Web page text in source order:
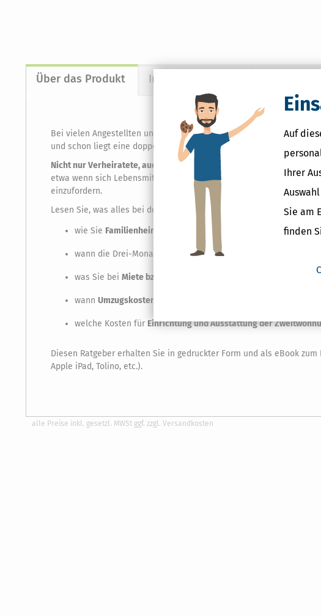
Auf
Ihrer
Sie am
finden
Über das Produkt Inhaltsverzeichnis
Bei vielen Angestellten und Beamten befindet sich der
und schon liegt eine doppelte Haushaltsführung nach § 9 Abs. 1 Nr.
Nicht nur Verheiratete, auch Ledige
können in der Steuererklärung
etwa wenn sich Lebensmittelpunkt und eigener Hausstand im
einzufordern.
Lesen Sie, was alles bei doppelter Haushaltsführung steuerlich
wie Sie Familienheimfahrten und die Fahrten zum Arbeitsplatz
wann die Drei-Monats-Frist für den Abzug von
was Sie bei Miete bzw. Kauf der Zweitwohnung
wann Umzugskosten
welche Kosten für Einrichtung und Ausstattung der
Diesen Ratgeber erhalten Sie in gedruckter Form und als eBook
Apple iPad, Tolino, etc.).
alle Preise inkl. gesetzl. MWSt ggf. zzgl. Versandkosten